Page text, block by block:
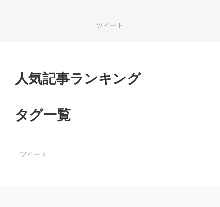
ツイート
人気記事ランキング
タグ一覧
ツイート